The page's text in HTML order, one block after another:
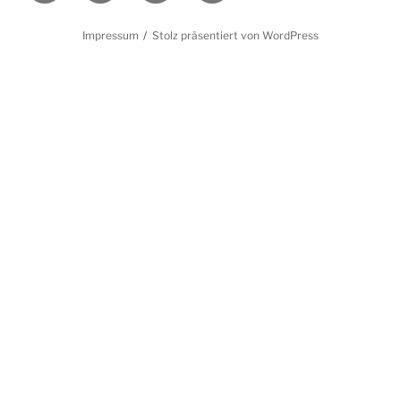
Impressum Stolz präsentiert von WordPress